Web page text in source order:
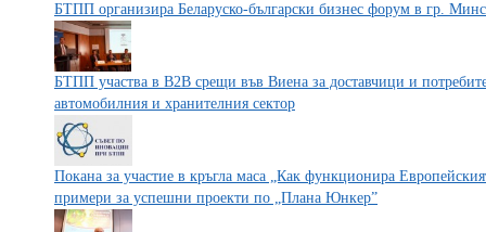
БТПП организира Беларуско-български бизнес форум в гр.
БТПП участва в B2B срещи във Виена за доставчици и
автомобилния и хранителния сектор
Покана за участие в кръгла маса „Как функционира
примери за успешни проекти по „Плана Юнкер”